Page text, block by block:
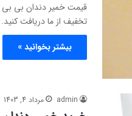
تخفیف از ما دریافت
بیشتر بخوانید »
admin مرداد 4, 1403